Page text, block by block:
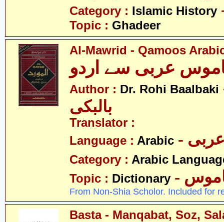
Category : Islamic History
Topic : Ghadeer
Al-Mawrid - Qamoos
عربی سے اردو
Author : Dr. Rohi Baalbaki
بالبکی
Translator :
Language : Arabic عربی
Category : Arabic
Topic : Dictionary
From Non-Shia Scholor. Included for
Basta - Manqabat, Soz,